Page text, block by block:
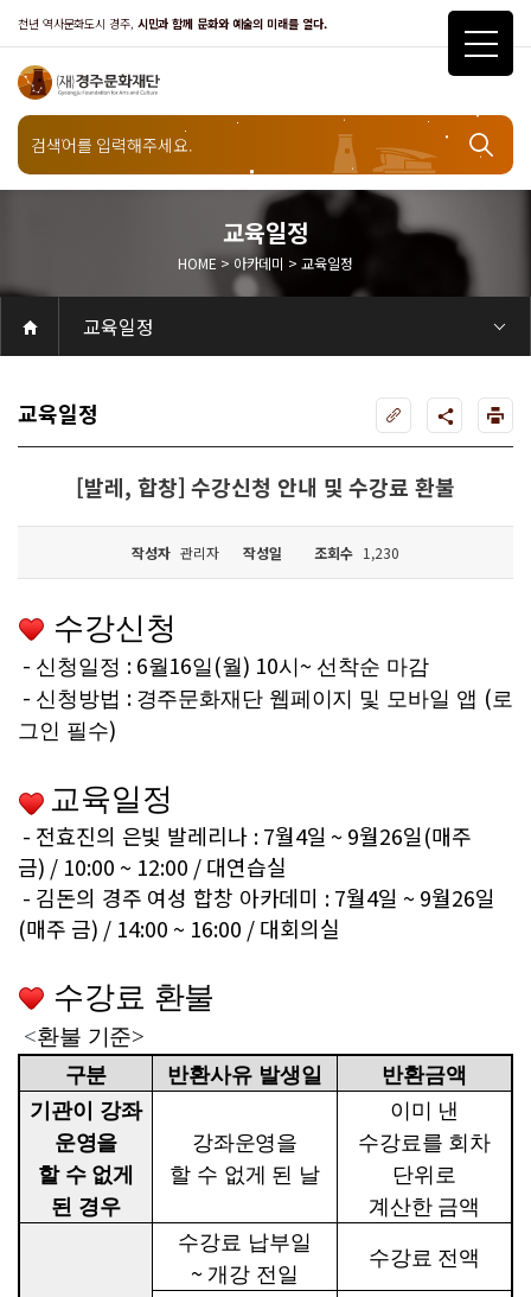
천년 역사문화도시 경주, 시민과 함께 문화와 예술의 미래를 열다.
교육일정
HOME > 아카데미 > 교육일정
교육일정
공연
공연일정
객석안내
화랑홀
화랑홀 2층
화랑홀 3층
원화홀
티켓안내
티켓안내
티켓예매
티켓수령
할인규정
취소·환불규정
문화나눔티켓
공연예절·서비스
공연장 관람예절
공연장 편의서비스
전시
전시일정
현재전시
예정전시
지난전시
전시연계교육신청
알천미술관소장품
전시예절·서비스
미술관 관람예절
미술관 편의서비스
아카데미
교육일정
문화행사
행사일정
행사소개
경주 대릉원돌담길 축제
국제경주역사문화포럼
금속공예관
경주 e스포츠 페스티벌
돗자리피크닉
국제경주역사문화포럼
교촌문화공연 신라오기
신라문화제
국제뮤직페스티벌
경주문화관1918
교촌버스킹
지역예술인 지원사업
봉황대 뮤직스퀘어
경주국악여행
제야의 종 타종식
한수원아트페스티벌
한복문화주간
동아시아 문화도시
MyK FESTA in 경주
경주시 관광기념품 공모전
뉴스
갤러리
대관
대관공고·절차
경주예술의전당
경주문화관1918
대관운영조례
운영조례
경주예술의전당
운영규칙
공연장 및 부대시설
알천미술관
경주문화관1918
사용료
경주예술의전당
경주문화관1918
대관신청
경주예술의전당
경주문화관1918
시설소개
경주예술의전당
시설소개
공연장
화랑홀
원화홀
알천미술관
기타시설
경주문화관1918
시립예술단
시립극단
시립극단 소개
단원현황
시립합창단
시립합창단 소개
단원현황
시립신라고취대
시립신라고취대 소개
단원현황
연간일정
열린마당
공지사항
공지사항
입찰정보
채용정보
자료실
홍보·보도자료
서식·매뉴얼
웹진
Q&A
FAQ
가입 및 정보
공연
전시
아카데미
대관
기타
질문과답변
우수고객
회원안내 · 혜택
우수고객
경주문화재단
인사말
재단소개
비전전략
사업안내
연혁
재단CI
조직도
ESG 윤리·경영
ESG경영 선언문
인권경영선언문
임직원행동강령
문화서비스윤리헌장
통합신고센터
경영공시
경영목표 예산서 운영계획
결산서
임원 및 운영인력 현황 인건비 예산 집행현황
경영실적
외부기관 감사
기타공시
계약현황
기부금현황
업무추진비 복리후생비 내역
오시는길
경주예술의전당
경주문화관1918
신라금속공예관
교육일정
[발레, 합창] 수강신청 안내 및 수강료 환불
작성자 관리자 작성일 조회수 1,230
수강신청
- 신청일정 : 6월 16일 (월 ) 10시 ~ 선착순 마감
- 신청방법 : 경주문화재단 웹페이지 및 모바일 앱 (로
그인 필수)
교육일정
- 전효진의 은빛 발레리나 : 7월4일 ~ 9월26일(매주
금) / 10:00 ~ 12:00 / 대연습실
- 김돈의 경주 여성 합창 아카데미 : 7월4일 ~ 9월26일
(매주 금) / 14:00 ~ 16:00 / 대회의실
수강료 환불
<환불 기준>
구분 반환사유 발생일
반환금액
기관이 강좌
운영을
할 수 없게
된 경우
강좌운영을
할 수 없게 된 날
이미 낸
수강료를 회차
단위로
계산한 금액
수강료 납부일
~개강 전일
수강료 전액